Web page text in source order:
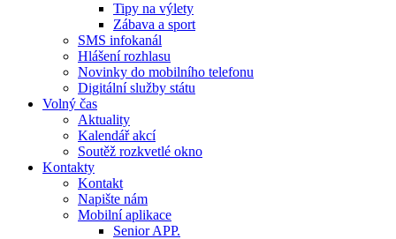
Tipy na výlety
Zábava a sport
SMS infokanál
Hlášení rozhlasu
Novinky do mobilního telefonu
Digitální služby státu
Volný čas
Aktuality
Kalendář akcí
Soutěž rozkvetlé okno
Kontakty
Kontakt
Napište nám
Mobilní aplikace
Senior APP.